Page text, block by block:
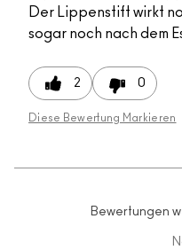
Der Lippenstift wirkt
sogar noch nach dem
2 0
Diese Bewertung Markieren
Bewertungen